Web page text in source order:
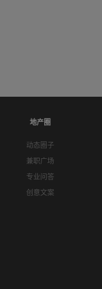
地产圈
动态圈子
兼职广场
专业问答
创意文案